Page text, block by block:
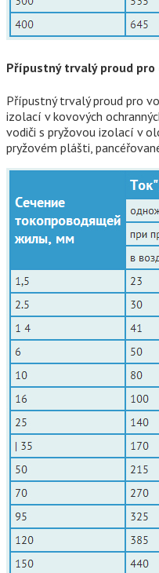
Přípustný trvalý proud pro
Přípustný trvalý proud pro
izolací v kovových
vodiči s pryžovou izolací v
pryžovém plášti,